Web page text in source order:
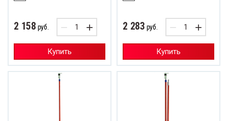
2 158 руб. − +
Купить
2 283 руб. − +
Купить